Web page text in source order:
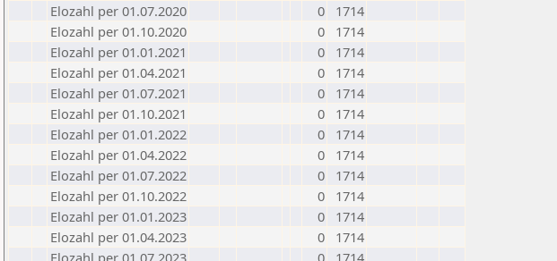
Elozahl per 01.07.2020
0
1714
Elozahl per 01.10.2020
0
1714
Elozahl per 01.01.2021
0
1714
Elozahl per 01.04.2021
0
1714
Elozahl per 01.07.2021
0
1714
Elozahl per 01.10.2021
0
1714
Elozahl per 01.01.2022
0
1714
Elozahl per 01.04.2022
0
1714
Elozahl per 01.07.2022
0
1714
Elozahl per 01.10.2022
0
1714
Elozahl per 01.01.2023
0
1714
Elozahl per 01.04.2023
0
1714
Elozahl per 01.07.2023
0
1714